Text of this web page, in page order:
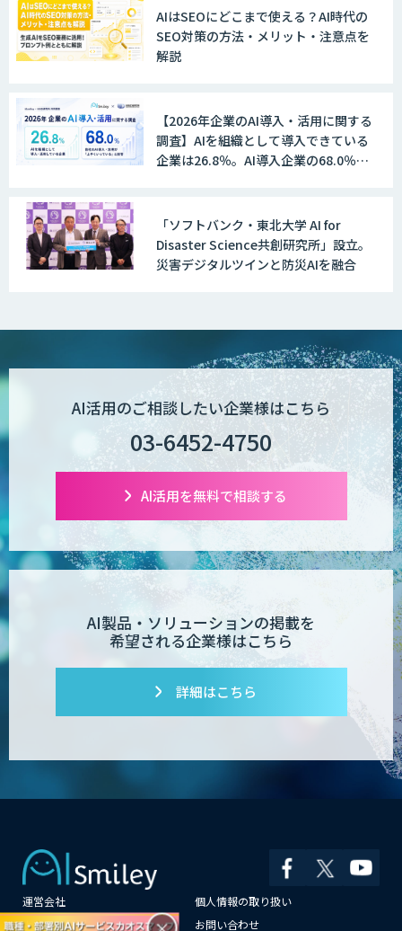
AIはSEOにどこまで使える？AI時代の
SEO対策の方法・メリット・注意点を
解説
【2026年企業のAI導入・活用に関する
調査】AIを組織として導入できている
企業は26.8％。AI導入企業の68.0％
「ソフトバンク・東北大学 AI for
Disaster Science共創研究所」設立。
災害デジタルツインと防災AIを融合
AI活用のご相談したい企業様はこちら
03-6452-4750
AI活用を無料で相談する
AI製品・ソリューションの掲載を
希望される企業様はこちら
詳細はこちら
運営会社
個人情報の取り扱い
よくある質問
お問い合わせ